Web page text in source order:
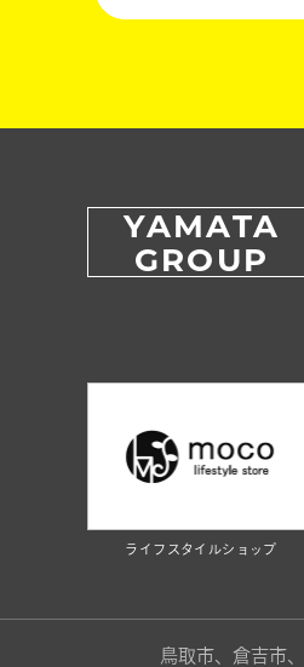
YAMATA
GROUP
ライフスタイルショップ
鳥取市、倉吉市